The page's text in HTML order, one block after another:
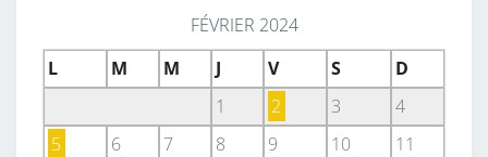
FÉVRIER 2024
L
M M J V S
D
1
2 3
4
5
6 7 8 9 10
11